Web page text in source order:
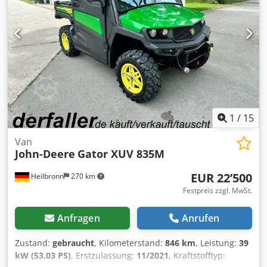
BAUCHGEFÜHL ENTSCHEIDEND, DER PREIS STEHT AN
ZWEITER STELLE. Bei weiteren Fragen steht Ihnen gerne
Herr Faller unter der Nummer zur Verfügung. //*TAUSCH,
INZAHLUNGNAHME ODER BELEIHUNG IHRES FAHRZEUGES,
SOWIE FINANZIERUNG MÖGLICH!Alle Angaben ohne
Gewähr* Weitere Angebote finden Sie auf unserer
Homepage: Die Beschreibung und angegebenen Daten
stellen keine Zusicherung dar und sind nicht verbindlich.
Verbindlich ist der Kaufvertrag der im Autohaus bei Kauf
des Fahrzeuges abgeschlossen wird. Irrtümer und
Zwischenverkauf vorbehalten! Dedpfx Aevidgushkjck
1 / 15
Heilbronn 270 km
Van
John-Deere Gator XUV 835M
EUR 22’500
Festpreis zzgl. MwSt.
Anfragen Anrufen
Zustand: gebraucht, Kilometerstand: 846 km, Leistung: 39
kW (53.03 PS), Erstzulassung: 11/2021, Kraftstofftyp: